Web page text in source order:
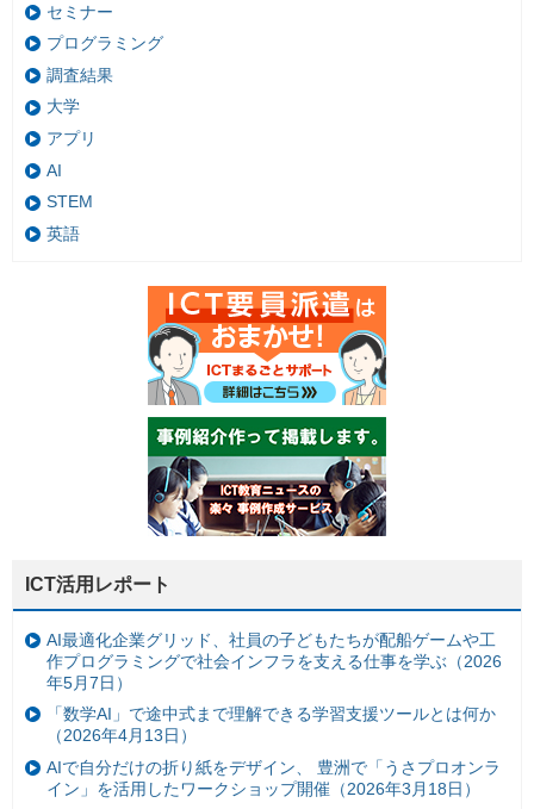
セミナー
プログラミング
調査結果
大学
アプリ
AI
STEM
英語
ICT活用レポート
AI最適化企業グリッド、社員の子どもたちが配船ゲームや工
作プログラミングで社会インフラを支える仕事を学ぶ（2026
年5月7日）
「数学AI」で途中式まで理解できる学習支援ツールとは何か
（2026年4月13日）
AIで自分だけの折り紙をデザイン、 豊洲で「うさプロオンラ
イン」を活用したワークショップ開催（2026年3月18日）